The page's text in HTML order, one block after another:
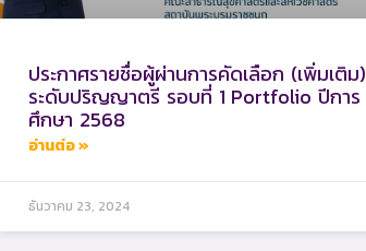
ประกาศรายชื่อผู้ผ่านการคัดเลือก (เพิ่มเติม)
ระดับปริญญาตรี รอบที่ 1 Portfolio ปีการ
ศึกษา 2568
อ่านต่อ »
ธันวาคม 23, 2024